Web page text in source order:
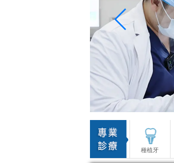
種植牙